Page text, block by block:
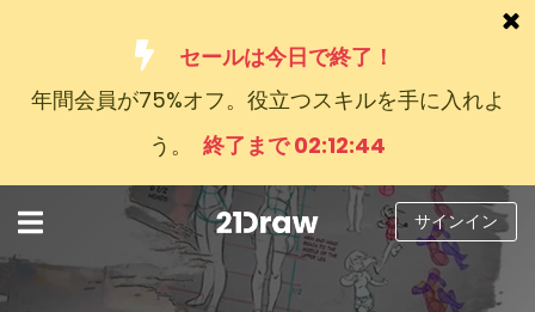
セールは今日で終了！
年間会員が75%オフ。役立つスキルを手に入れよ
う。
終了まで 02:12:43
コース
アーティストたち
ヘルプ
サインイン